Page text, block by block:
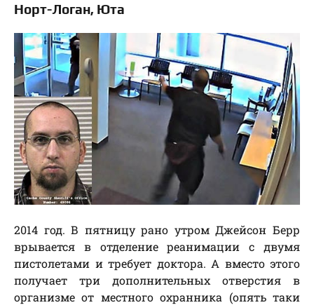
Норт-Логан, Юта
2014 год. В пятницу рано утром Джейсон Берр
врывается в отделение реанимации с двумя
пистолетами и требует доктора. А вместо этого
получает три дополнительных отверстия в
организме от местного охранника (опять таки